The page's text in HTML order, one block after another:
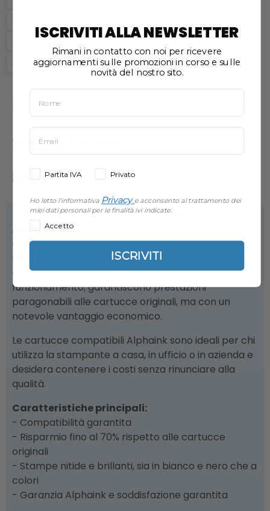
Epson Stylus DX4250
Epson Stylus DX4800
Epson Stylus DX4850
Epson Stylus DX4850 Plus
Descrizione
Scheda Tecnica
Info GPRS
cartucce compatibili per EPSON T0612
Alphainkrappresentano la soluzione perfetta per
chi cerca un equilibrio traqualità di stampa,
risparmio e affidabilità. Realizzate con materiali
di alta qualità e sottoposte a rigorosi test di
funzionamento, garantiscono prestazioni
paragonabili alle cartucce originali, ma con un
notevole vantaggio economico.
Le cartucce compatibili Alphaink sono ideali per chi
utilizza la stampante a casa, in ufficio o in azienda e
desidera contenere i costi senza rinunciare alla
qualità.
Caratteristiche principali:
- Compatibilità garantita
- Risparmio fino al 70% rispetto alle cartucce
originali
- Stampe nitide e brillanti, sia in bianco e nero che a
colori
- Garanzia Alphaink e soddisfazione garantita
ISCRIVITI ALLA NEWSLETTER
Rimani in contatto con noi per ricevere
aggiornamenti sulle promozioni in corso e sulle
novità del nostro sito.
Partita IVA Privato
Ho letto l'informativa Privacy e acconsento al trattamento dei
miei dati personali per le finalità ivi indicate.
Accetto
ISCRIVITI